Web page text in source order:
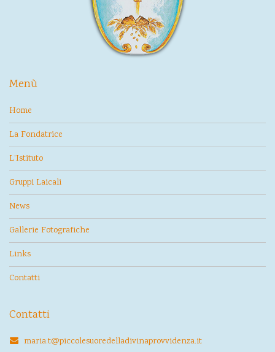
Menù
Home
La Fondatrice
L’Istituto
Gruppi Laicali
News
Gallerie Fotografiche
Links
Contatti
Contatti
maria.t@piccolesuoredelladivinaprovvidenza.it